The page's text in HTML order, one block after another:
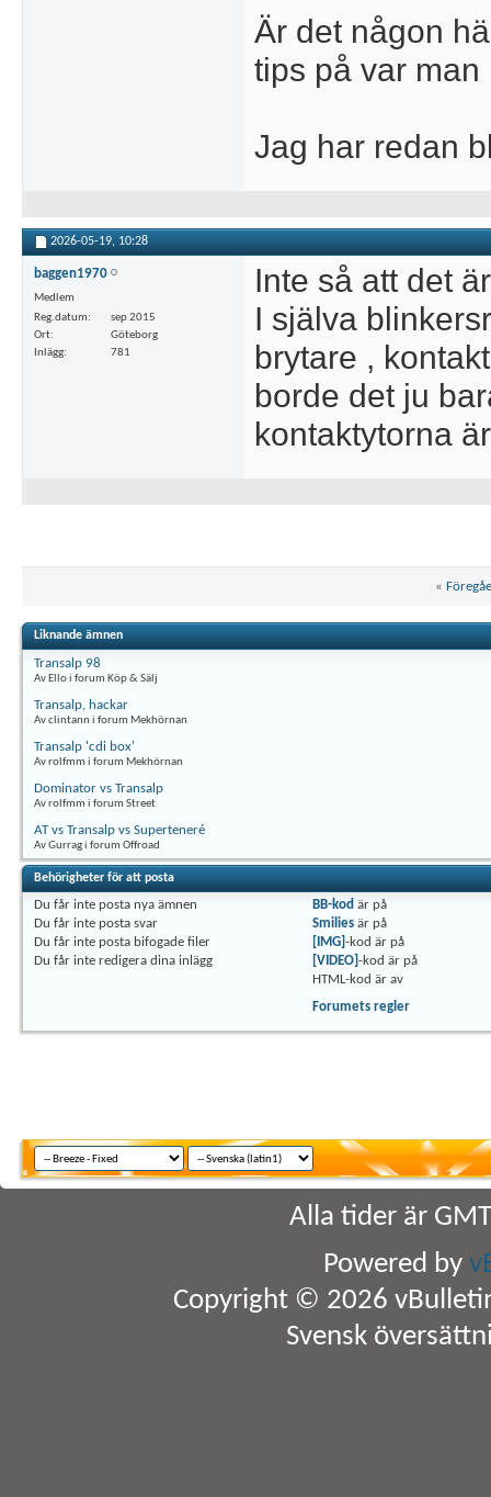
Är det någon
tips på var
Jag har redan
2026-05-19, 10:28
baggen1970
Medlem
Reg.datum
sep 2015
Ort
Göteborg
Inlägg
781
Inte så att det
I själva
brytare ,
borde det ju
kontaktytorna
«
Liknande ämnen
Transalp 98
Av Ello i forum Köp & Sälj
Transalp, hackar
Av clintann i forum Mekhörnan
Transalp 'cdi box'
Av rolfmm i forum Mekhörnan
Dominator vs Transalp
Av rolfmm i forum Street
AT vs Transalp vs Superteneré
Av Gurrag i forum Offroad
Behörigheter för att posta
Du får inte posta nya ämnen
Du får inte posta svar
Du får inte posta bifogade filer
Du får inte redigera dina inlägg
BB-kod är på
Smilies är på
[IMG] -kod är på
[VIDEO] -kod är på
HTML-kod är av
Forumets regler
Alla tider är
Powered by
Copyright © 2026
Svensk